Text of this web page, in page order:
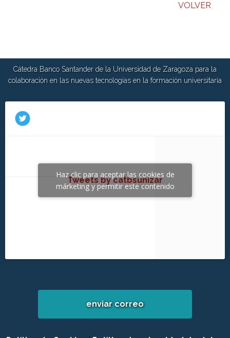
VOLVER
Cátedra Banco Santander de la Universidad de Zaragoza para la
colaboración en las nuevas tecnologías en la formación universitaria
Tweets by catbsunizar
Haz clic para aceptar las cookies de
márketing y permitir este contenido
enviar correo